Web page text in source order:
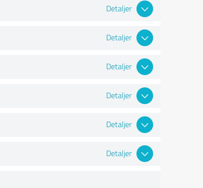
Detaljer
Detaljer
Detaljer
Detaljer
Detaljer
Detaljer